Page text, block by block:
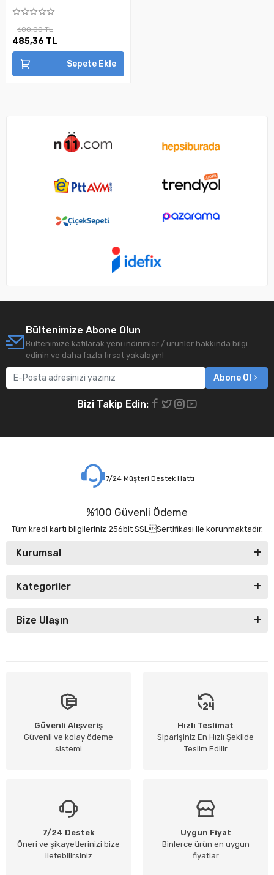
600,00 TL
485,36 TL
Sepete Ekle
Bültenimize Abone Olun
Bültenimize katılarak yeni indirimler / ürünler hakkında bilgi
edinin ve daha fazla fırsat yakalayın!
Abone Ol
Bizi Takip Edin:
7/24 Müşteri Destek Hattı
%100 Güvenli Ödeme
Tüm kredi kartı bilgileriniz 256bit SSLSertifikası ile korunmaktadır.
Kurumsal
Kategoriler
Bize Ulaşın
Güvenli Alışveriş
Güvenli ve kolay ödeme
sistemi
Hızlı Teslimat
Siparişiniz En Hızlı Şekilde
Teslim Edilir
7/24 Destek
Öneri ve şikayetlerinizi bize
iletebilirsiniz
Uygun Fiyat
Binlerce ürün en uygun
fiyatlar